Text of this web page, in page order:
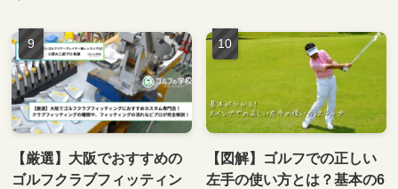
【厳選】大阪でおすすめの
ゴルフクラブフィッティン
【図解】ゴルフでの正しい
左手の使い方とは？基本の6